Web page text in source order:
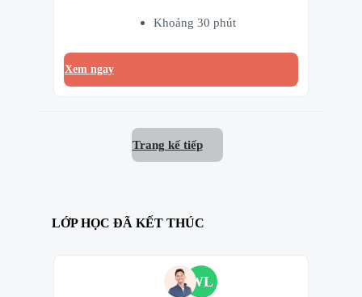
Khoảng 30 phút
Xem ngay
Trang kế tiếp
LỚP HỌC ĐÃ KẾT THÚC
WL